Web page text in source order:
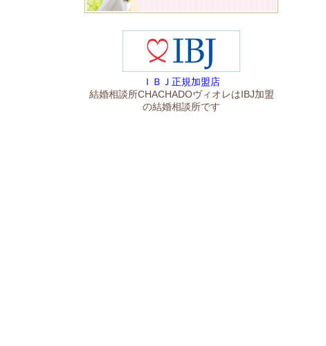
ＩＢＪ正規加盟店
結婚相談所CHACHADOヴィオレはIBJ加盟
の結婚相談所です